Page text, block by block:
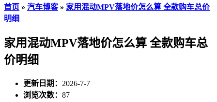
首页 » 汽车博客» 家用混动MPV落地价怎么算 全款购车总价
明细
家用混动MPV落地价怎么算 全款购车总
价明细
更新日期： 2026-7-7
浏览次数： 87